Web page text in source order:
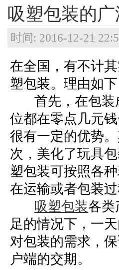
吸塑包装的广
时间: 2016-12-21
在全国，有不计
塑包装。理由如下
首先，在包装
位都在零点几元
很有一定的优势
次，美化了玩具
塑包装可按照各
在运输或者包装
吸塑包装各类
足的情况下，一
对包装的需求，
户端的交期。